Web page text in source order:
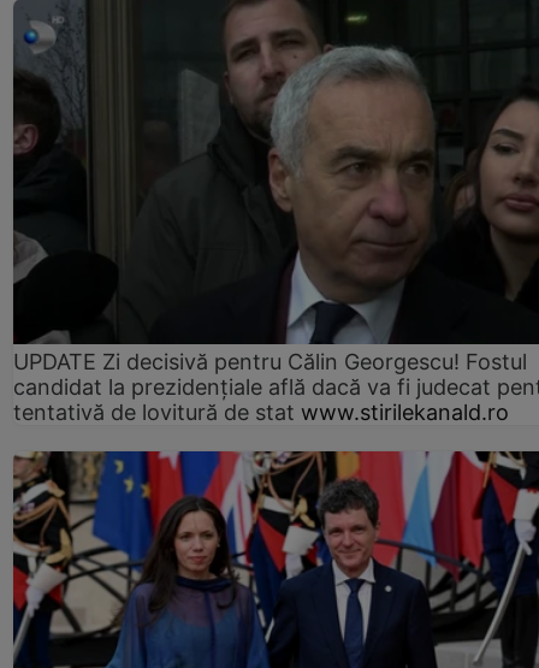
UPDATE Zi decisivă pentru Călin Georgescu! Fostul
candidat la prezidențiale află dacă va fi judecat
tentativă de lovitură de stat www.stirilekanald.ro